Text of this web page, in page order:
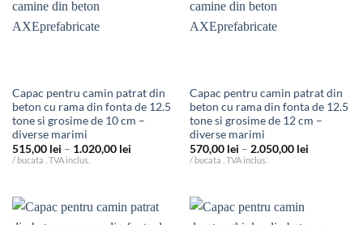
Capac pentru camin patrat din
beton cu rama din fonta de 12.5
tone si grosime de 10 cm –
diverse marimi
515,00 lei – 1.020,00 leiInterval
1.020,00 lei
/ bucata . TVA inclus.
Capac pentru camin patrat din
beton cu rama din fonta de 12.5
tone si grosime de 12 cm –
diverse marimi
570,00 lei – 2.050,00 leiInterval
/ bucata . TVA inclus.